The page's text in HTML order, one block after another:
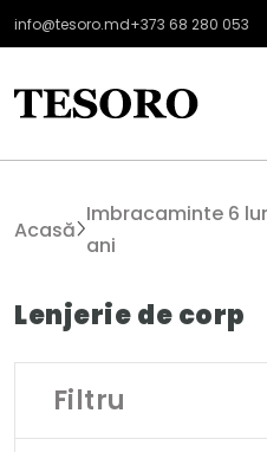
info@tesoro.md+373 68 280 053
Acasă
Imbracaminte 6
ani
Lenjerie de corp
Filtru